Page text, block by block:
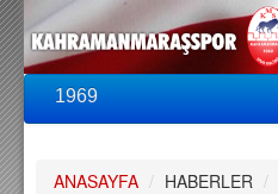
1969
PUAN DURUMU
ANASAYFA / HABERLER /